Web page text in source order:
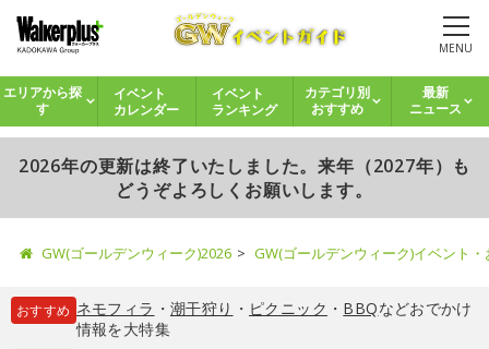
MENU
エリアから探
す
イベント
カレンダー
イベント
ランキング
カテゴリ別
おすすめ
最新
ニュース
2026年の更新は終了いたしました。来年（2027年）も
どうぞよろしくお願いします。
GW(ゴールデンウィーク)2026 GW(ゴールデンウィーク)イベント
おすすめ ネモフィラ ・ 潮干狩り ・ ピクニック ・ BBQなどおでかけ
情報を大特集